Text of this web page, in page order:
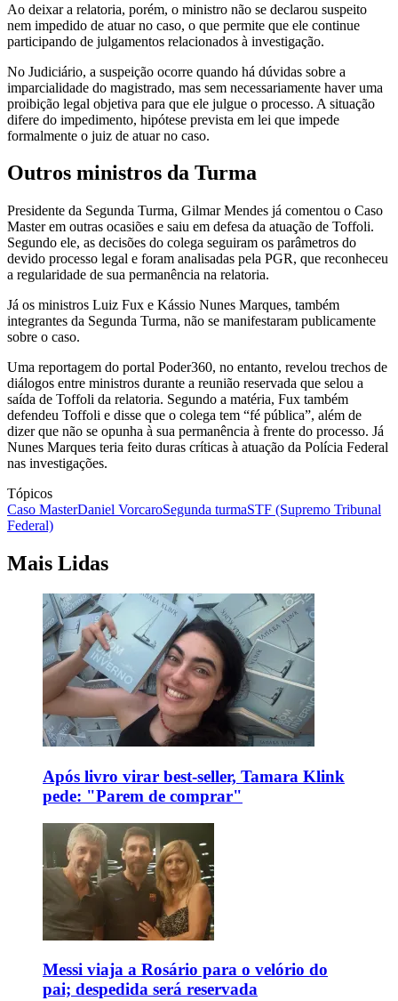
Ao deixar a relatoria, porém, o ministro não se declarou suspeito
nem impedido de atuar no caso, o que permite que ele continue
participando de julgamentos relacionados à investigação.
No Judiciário, a suspeição ocorre quando há dúvidas sobre a
imparcialidade do magistrado, mas sem necessariamente haver uma
proibição legal objetiva para que ele julgue o processo. A situação
difere do impedimento, hipótese prevista em lei que impede
formalmente o juiz de atuar no caso.
Outros ministros da Turma
Presidente da Segunda Turma, Gilmar Mendes já comentou o Caso
Master em outras ocasiões e saiu em defesa da atuação de Toffoli.
Segundo ele, as decisões do colega seguiram os parâmetros do
devido processo legal e foram analisadas pela PGR, que reconheceu
a regularidade de sua permanência na relatoria.
Já os ministros Luiz Fux e Kássio Nunes Marques, também
integrantes da Segunda Turma, não se manifestaram publicamente
sobre o caso.
Uma reportagem do portal Poder360, no entanto, revelou trechos de
diálogos entre ministros durante a reunião reservada que selou a
saída de Toffoli da relatoria. Segundo a matéria, Fux também
defendeu Toffoli e disse que o colega tem “fé pública”, além de
dizer que não se opunha à sua permanência à frente do processo. Já
Nunes Marques teria feito duras críticas à atuação da Polícia Federal
nas investigações.
Tópicos
Caso MasterDaniel VorcaroSegunda turmaSTF (Supremo Tribunal
Federal)
Mais Lidas
Após livro virar best-seller, Tamara Klink
pede: "Parem de comprar"
Messi viaja a Rosário para o velório do
pai; despedida será reservada